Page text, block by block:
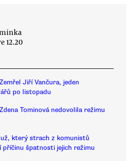
12.20
Zemřel Jiří Vančura, jeden
po listopadu
Zdena Tominová nedovolila režimu
který strach z komunistů
příčinu špatnosti jejich režimu